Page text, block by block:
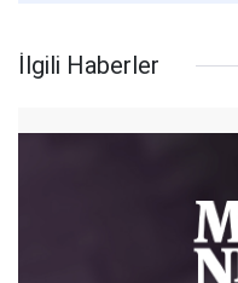
İlgili Haberler